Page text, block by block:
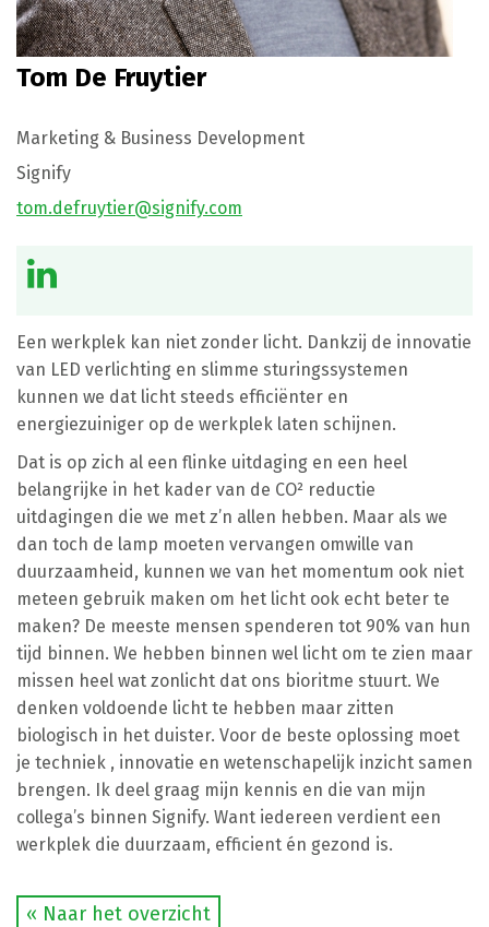
Tom De Fruytier
Marketing & Business Development
Signify
tom.defruytier@signify.com
Een werkplek kan niet zonder licht. Dankzij de innovatie
van LED verlichting en slimme sturingssystemen
kunnen we dat licht steeds efficiënter en
energiezuiniger op de werkplek laten schijnen.
Dat is op zich al een flinke uitdaging en een heel
belangrijke in het kader van de CO² reductie
uitdagingen die we met z’n allen hebben. Maar als we
dan toch de lamp moeten vervangen omwille van
duurzaamheid, kunnen we van het momentum ook niet
meteen gebruik maken om het licht ook echt beter te
maken? De meeste mensen spenderen tot 90% van hun
tijd binnen. We hebben binnen wel licht om te zien maar
missen heel wat zonlicht dat ons bioritme stuurt. We
denken voldoende licht te hebben maar zitten
biologisch in het duister. Voor de beste oplossing moet
je techniek , innovatie en wetenschapelijk inzicht samen
brengen. Ik deel graag mijn kennis en die van mijn
collega’s binnen Signify. Want iedereen verdient een
werkplek die duurzaam, efficient én gezond is.
« Naar het overzicht